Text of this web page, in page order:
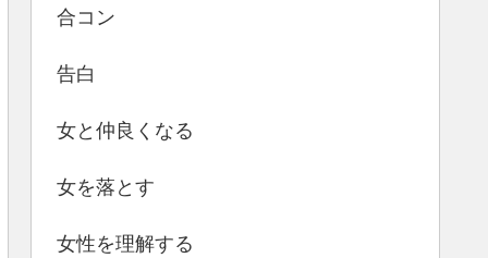
合コン
告白
女と仲良くなる
女を落とす
女性を理解する